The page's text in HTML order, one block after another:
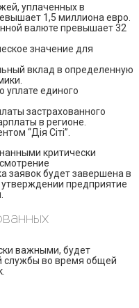
уплаченных в
1,5 миллиона евро.
валюте превышает 32
значение для
вклад в определенную
уплате единого
застрахованного
в регионе.
“Дія Сіті”.
критически
заявок будет завершена в
предприятие
важными, будет
службы во время общей